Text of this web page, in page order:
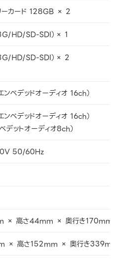
ーカード 128GB × 2
HD/SD-SDI）× 1
HD/SD-SDI）× 2
ベデッドオーディオ 16ch）
ベデッドオーディオ 16ch）
デットオーディオ8ch）
50/60Hz
× 高さ44mm × 奥行き170mm
× 高さ152mm × 奥行き339mm